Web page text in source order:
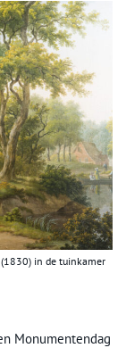
in de tuinkamer
Monumentendag